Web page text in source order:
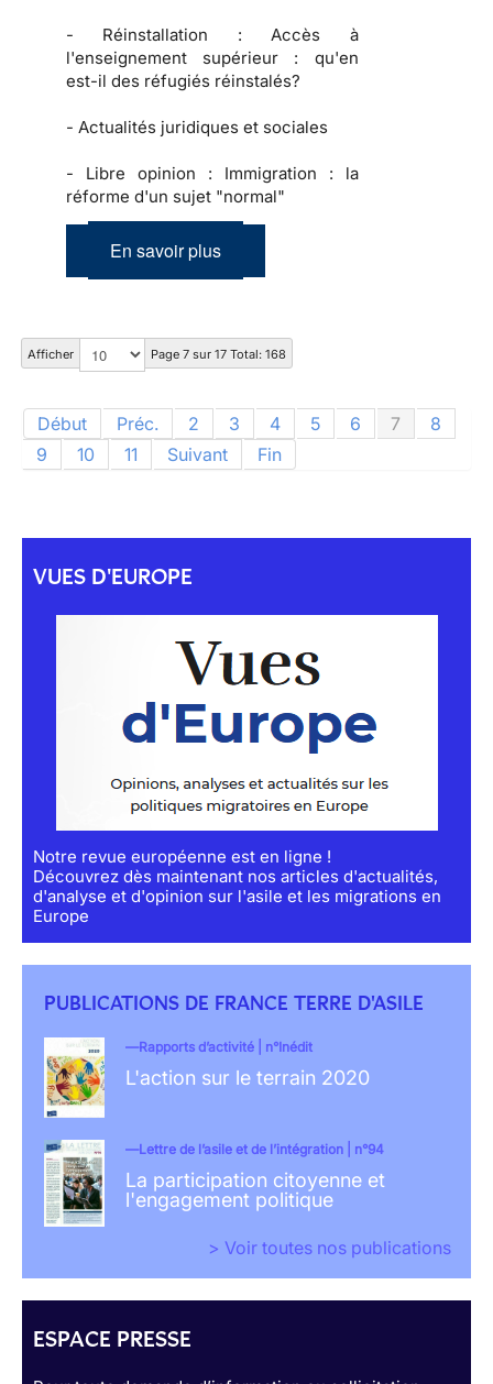
- Réinstallation : Accès à
l'enseignement supérieur : qu'en
est-il des réfugiés réinstalés?
- Actualités juridiques et sociales
- Libre opinion : Immigration : la
réforme d'un sujet "normal"
En savoir plus
Afficher Page 7 sur 17 Total: 168
Début Préc. 2 3 4 5 6 7
8
9
10 11 Suivant Fin
VUES D'EUROPE
Notre revue européenne est en ligne !
Découvrez dès maintenant nos articles d'actualités,
d'analyse et d'opinion sur l'asile et les migrations en
Europe
PUBLICATIONS DE FRANCE TERRE D'ASILE
Rapports d’activité | n°Inédit
L'action sur le terrain 2020
Lettre de l’asile et de l’intégration | n°94
La participation citoyenne et
l'engagement politique
> Voir toutes nos publications
ESPACE PRESSE